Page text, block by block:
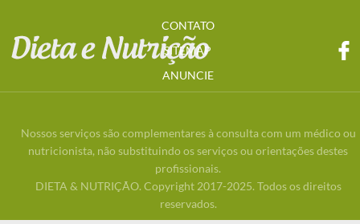
CONTATO
SITEMAP
ANUNCIE
Nossos serviços são complementares à consulta com um médico ou
nutricionista, não substituindo os serviços ou orientações destes
profissionais.
DIETA & NUTRIÇÃO. Copyright 2017-2025. Todos os direitos
reservados.